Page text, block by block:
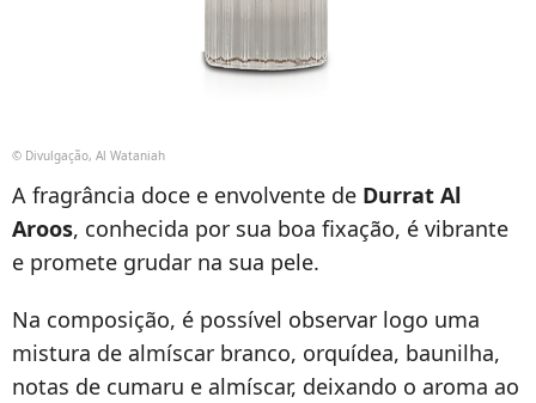
© Divulgação, Al Wataniah
A fragrância doce e envolvente de Durrat Al
Aroos, conhecida por sua boa fixação, é vibrante
e promete grudar na sua pele.
Na composição, é possível observar logo uma
mistura de almíscar branco, orquídea, baunilha,
notas de cumaru e almíscar, deixando o aroma ao